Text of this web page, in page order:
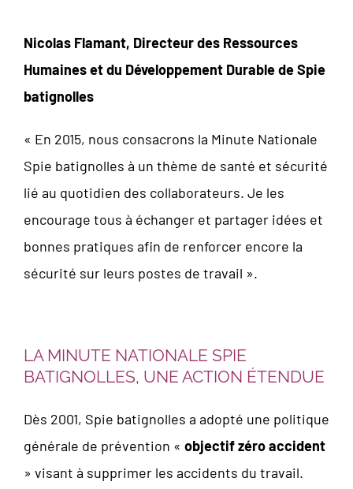
Nicolas Flamant, Directeur des Ressources
Humaines et du Développement Durable de Spie
batignolles
« En 2015, nous consacrons la Minute Nationale
Spie batignolles à un thème de santé et sécurité
lié au quotidien des collaborateurs. Je les
encourage tous à échanger et partager idées et
bonnes pratiques afin de renforcer encore la
sécurité sur leurs postes de travail ».
LA MINUTE NATIONALE SPIE
BATIGNOLLES, UNE ACTION ÉTENDUE
Dès 2001, Spie batignolles a adopté une politique
générale de prévention « objectif zéro accident
» visant à supprimer les accidents du travail.